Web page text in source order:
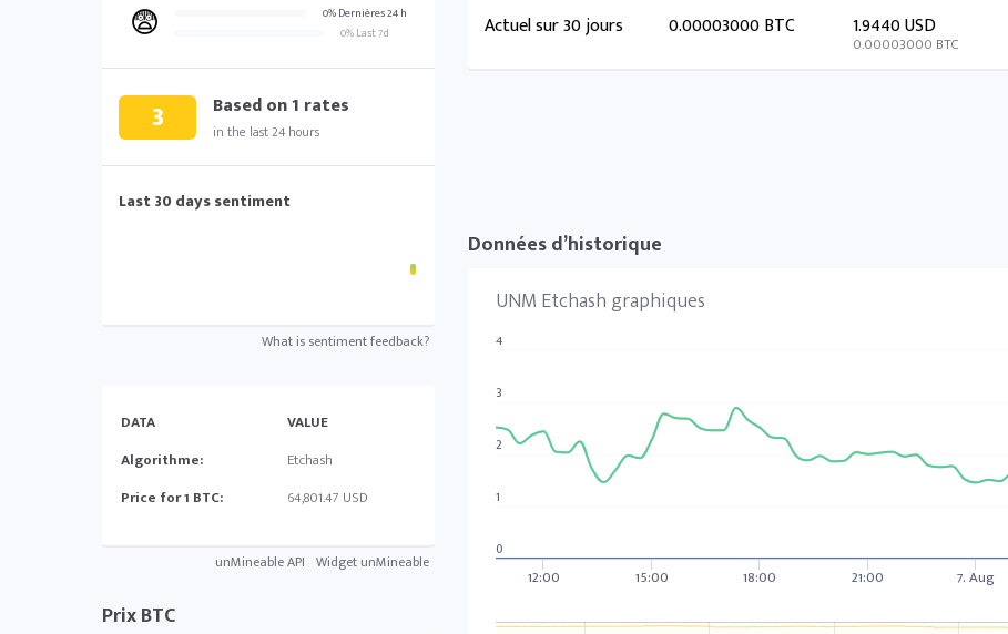
😨
0% Dernières 24 h
0% Last 7d
3 Based on1 rates
in the last 24 hours
Last 30 days sentiment
What is sentiment feedback?
DATA
VALUE
Algorithme:
Etchash
Price for 1 BTC:
64,801.47 USD
unMineable API Widget unMineable
Prix BTC
Actuel sur 30 jours 0.00003000 BTC 1.9440 USD
0.00003000 BTC
Données d’historique
UNM Etchash graphiques
12:00 15:00 18:00 21:00 7. Aug
0
1
2
3
4